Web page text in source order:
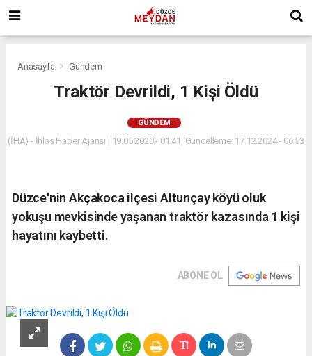
Anasayfa Gündem
Traktör Devrildi, 1 Kişi Öldü
GÜNDEM
(İHA) - İhlas Haber Ajansı | 19.05.2020 - 01:41, Güncelleme: 17.12.2024 - 06:53
Düzce'nin Akçakoca ilçesi Altunçay köyü oluk
yokuşu mevkisinde yaşanan traktör kazasında 1 kişi
hayatını kaybetti.
ABONE OL